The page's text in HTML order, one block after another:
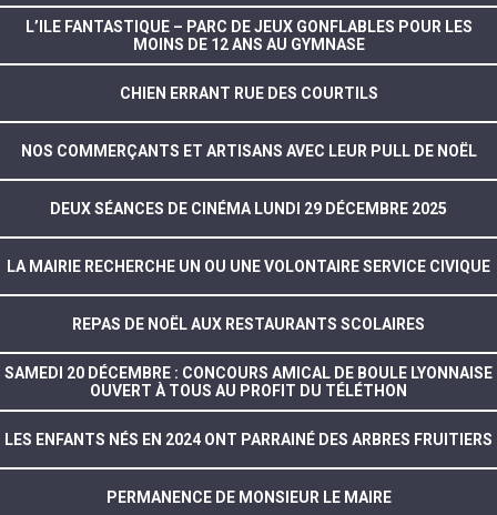
L’ILE FANTASTIQUE – PARC DE JEUX GONFLABLES POUR LES
MOINS DE 12 ANS AU GYMNASE
CHIEN ERRANT RUE DES COURTILS
NOS COMMERÇANTS ET ARTISANS AVEC LEUR PULL DE NOËL
DEUX SÉANCES DE CINÉMA LUNDI 29 DÉCEMBRE 2025
LA MAIRIE RECHERCHE UN OU UNE VOLONTAIRE SERVICE CIVIQUE
REPAS DE NOËL AUX RESTAURANTS SCOLAIRES
SAMEDI 20 DÉCEMBRE : CONCOURS AMICAL DE BOULE LYONNAISE
OUVERT À TOUS AU PROFIT DU TÉLÉTHON
LES ENFANTS NÉS EN 2024 ONT PARRAINÉ DES ARBRES FRUITIERS
PERMANENCE DE MONSIEUR LE MAIRE